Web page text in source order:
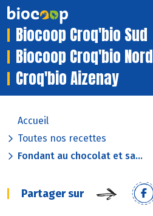
Biocoop Croq'bio Sud
Biocoop Croq'bio Nord
Croq'bio Aizenay
Accueil
Toutes nos recettes
Fondant au chocolat et sa...
Partager sur